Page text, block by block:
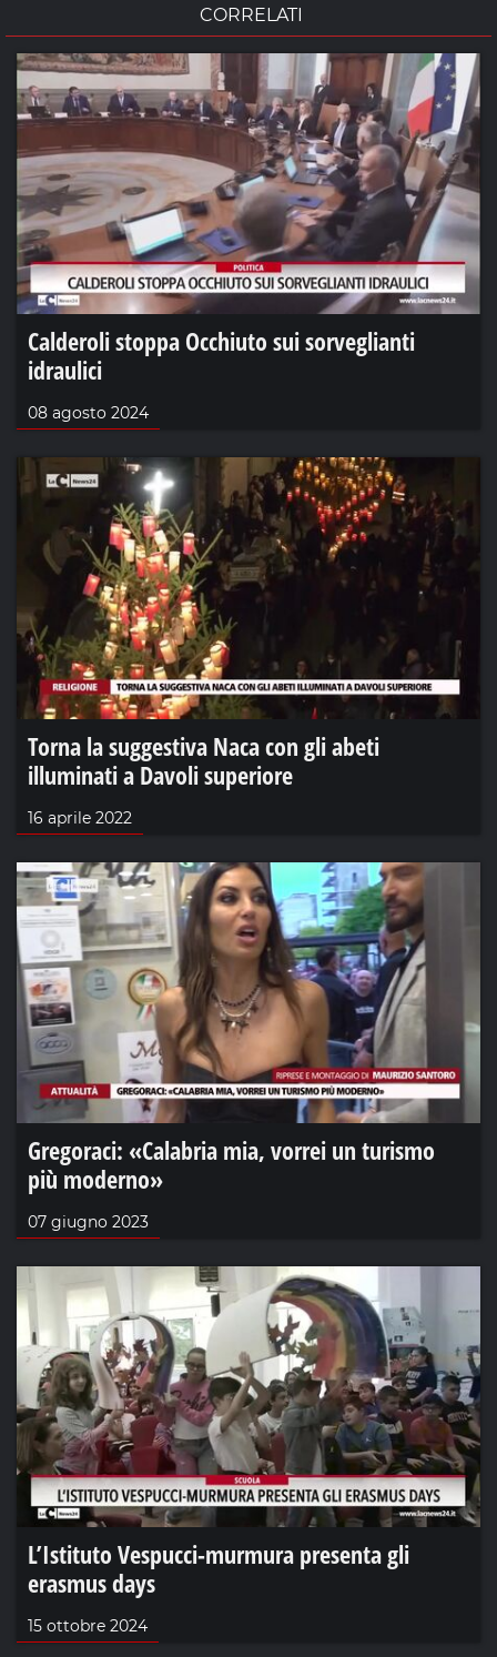
CORRELATI
Calderoli stoppa Occhiuto sui sorveglianti
idraulici
08 agosto 2024
Torna la suggestiva Naca con gli abeti
illuminati a Davoli superiore
16 aprile 2022
Gregoraci: «Calabria mia, vorrei un turismo
più moderno»
07 giugno 2023
L’Istituto Vespucci-murmura presenta gli
erasmus days
15 ottobre 2024